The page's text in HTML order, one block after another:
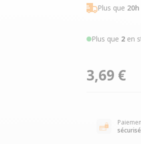
Plus que
Plus que 2en
3,69 €
sécurisé